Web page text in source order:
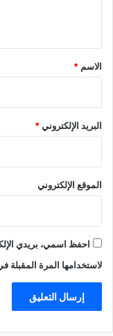
*
الاسم *
البريد الإلكتروني*
الموقع الإلكتروني
احفظ اسمي، بريدي
لاستخدامها المرة المقبلة